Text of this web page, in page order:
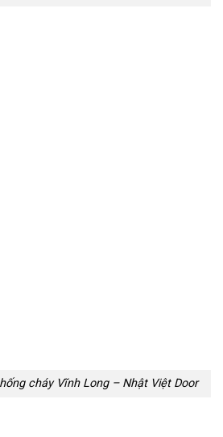
cháy Vĩnh Long – Nhật Việt Door